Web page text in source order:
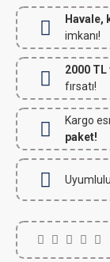
Havale,
imkanı!
2000 TL
fırsatı!
Kargo
paket!